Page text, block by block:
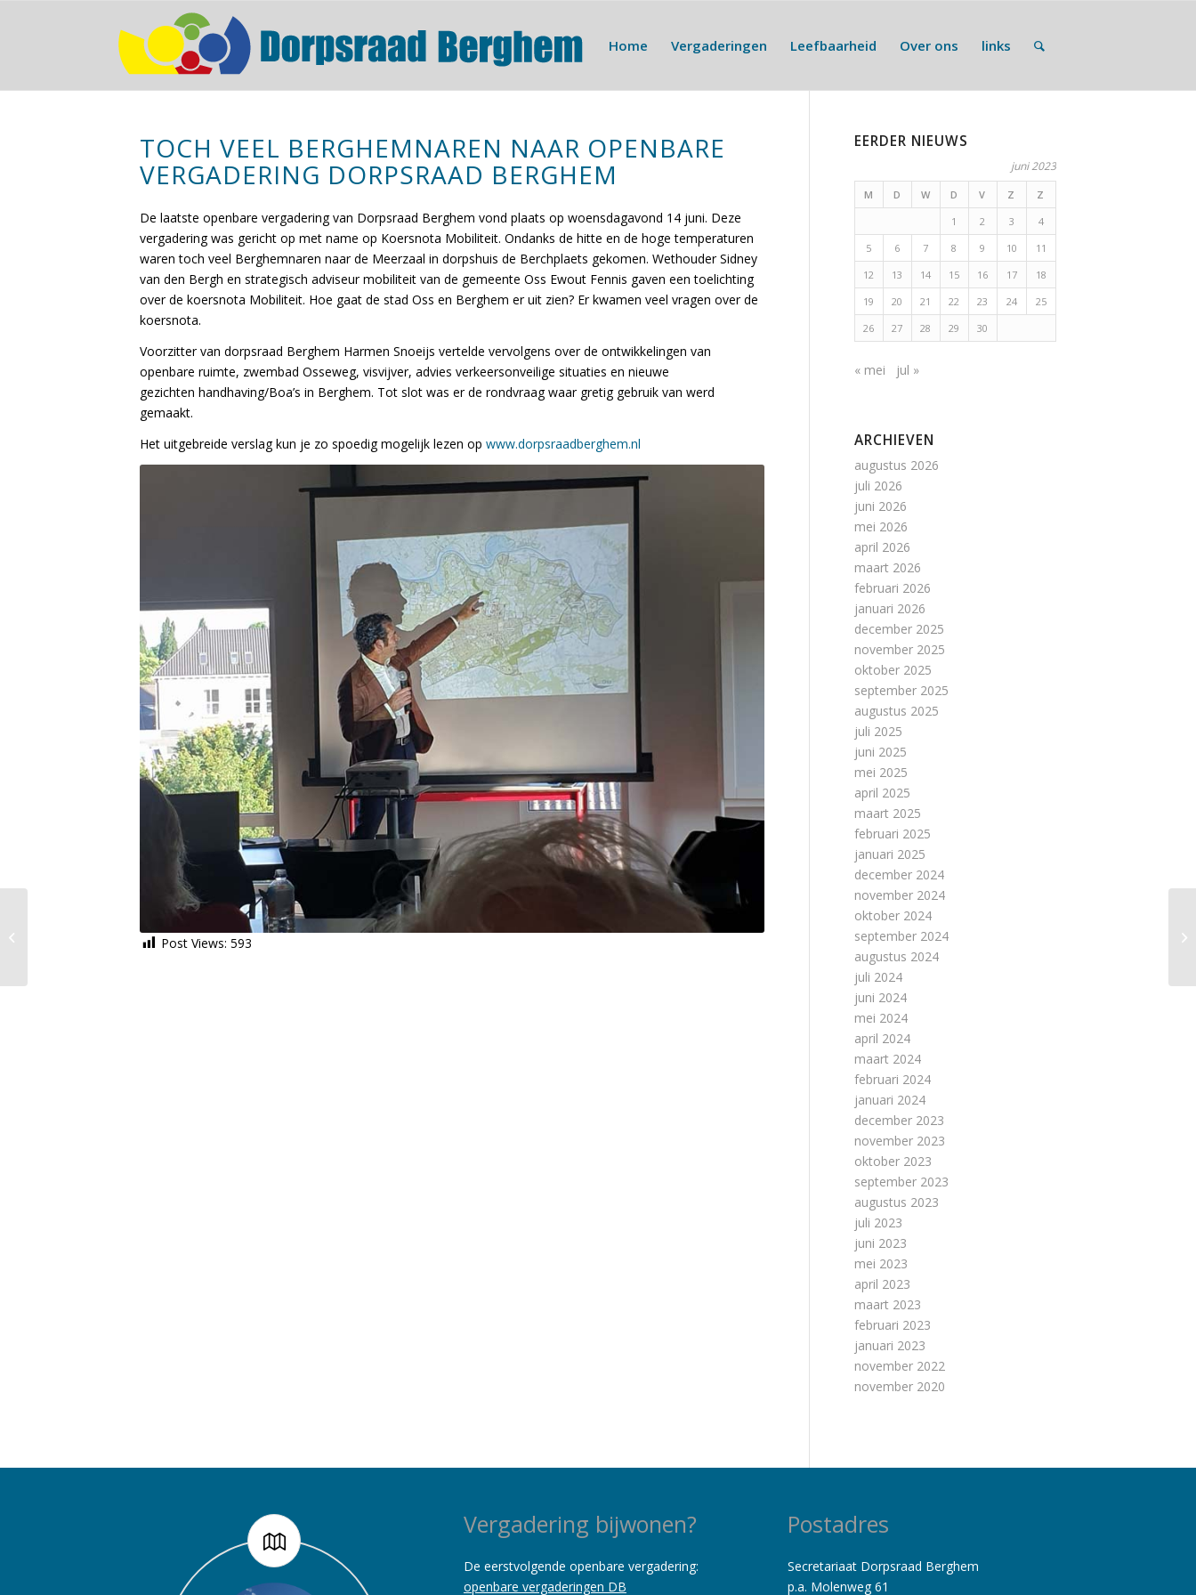
Home Vergaderingen Leefbaarheid Over ons links
TOCH VEEL BERGHEMNAREN NAAR OPENBARE
VERGADERING DORPSRAAD BERGHEM
De laatste openbare vergadering van Dorpsraad Berghem vond plaats op woensdagavond 14 juni. Deze
vergadering was gericht op met name op Koersnota Mobiliteit. Ondanks de hitte en de hoge temperaturen
waren toch veel Berghemnaren naar de Meerzaal in dorpshuis de Berchplaets gekomen. Wethouder Sidney
van den Bergh en strategisch adviseur mobiliteit van de gemeente Oss Ewout Fennis gaven een toelichting
over de koersnota Mobiliteit. Hoe gaat de stad Oss en Berghem er uit zien? Er kwamen veel vragen over de
koersnota.
Voorzitter van dorpsraad Berghem Harmen Snoeijs vertelde vervolgens over de ontwikkelingen van
openbare ruimte, zwembad Osseweg, visvijver, advies verkeersonveilige situaties en nieuwe
gezichten handhaving/Boa’s in Berghem. Tot slot was er de rondvraag waar gretig gebruik van werd
gemaakt.
Het uitgebreide verslag kun je zo spoedig mogelijk lezen op www.dorpsraadberghem.nl
Post Views: 593
EERDER NIEUWS
juni 2023
M D W D V Z
Z
1
2 3
4
5
6 7 8 9 10
11
12
13 14 15 16 17
18
19
20 21 22 23 24
25
26
27 28 29 30
« mei jul »
ARCHIEVEN
augustus 2026
juli 2026
juni 2026
mei 2026
april 2026
maart 2026
februari 2026
januari 2026
december 2025
november 2025
oktober 2025
september 2025
augustus 2025
juli 2025
juni 2025
mei 2025
april 2025
maart 2025
februari 2025
januari 2025
december 2024
november 2024
oktober 2024
september 2024
augustus 2024
juli 2024
juni 2024
mei 2024
april 2024
maart 2024
februari 2024
januari 2024
december 2023
november 2023
oktober 2023
september 2023
augustus 2023
juli 2023
juni 2023
mei 2023
april 2023
maart 2023
februari 2023
januari 2023
november 2022
november 2020
Vergadering bijwonen?
De eerstvolgende openbare vergadering:
openbare vergaderingen DB
Postadres
Secretariaat Dorpsraad Berghem
p.a. Molenweg 61
Wilhelminasingel/Clausstraat